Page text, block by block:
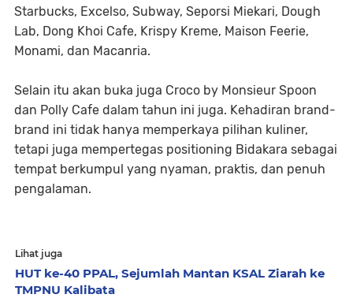
Starbucks, Excelso, Subway, Seporsi Miekari, Dough
Lab, Dong Khoi Cafe, Krispy Kreme, Maison Feerie,
Monami, dan Macanria.
Selain itu akan buka juga Croco by Monsieur Spoon
dan Polly Cafe dalam tahun ini juga. Kehadiran brand-
brand ini tidak hanya memperkaya pilihan kuliner,
tetapi juga mempertegas positioning Bidakara sebagai
tempat berkumpul yang nyaman, praktis, dan penuh
pengalaman.
Lihat juga
HUT ke-40 PPAL, Sejumlah Mantan KSAL Ziarah ke
TMPNU Kalibata